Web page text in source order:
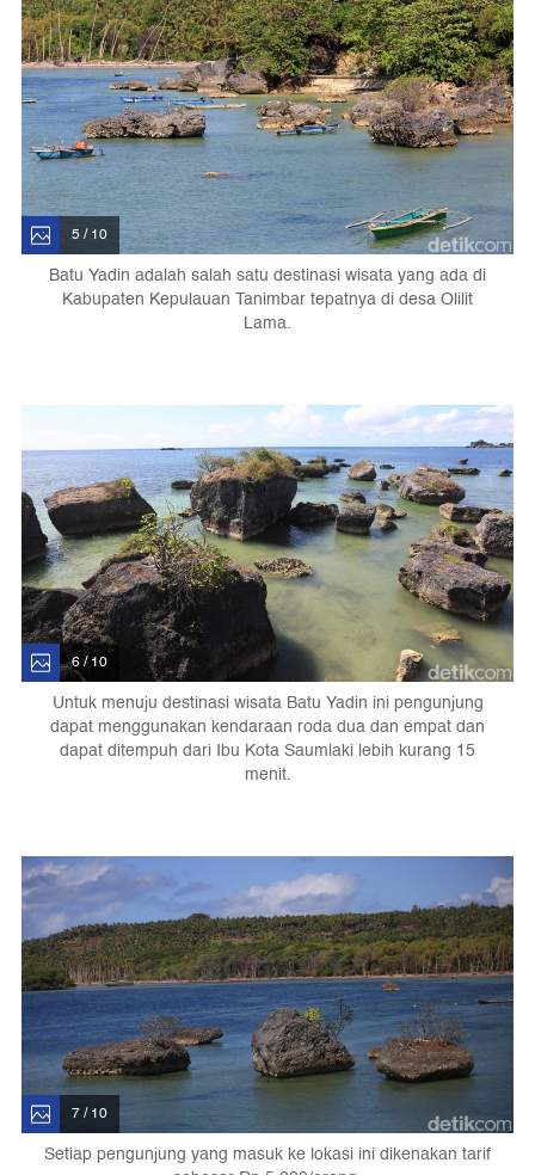
5 / 10
Batu Yadin adalah salah satu destinasi wisata yang ada di
Kabupaten Kepulauan Tanimbar tepatnya di desa Olilit
Lama.
6 / 10
Untuk menuju destinasi wisata Batu Yadin ini pengunjung
dapat menggunakan kendaraan roda dua dan empat dan
dapat ditempuh dari Ibu Kota Saumlaki lebih kurang 15
menit.
7 / 10
Setiap pengunjung yang masuk ke lokasi ini dikenakan tarif